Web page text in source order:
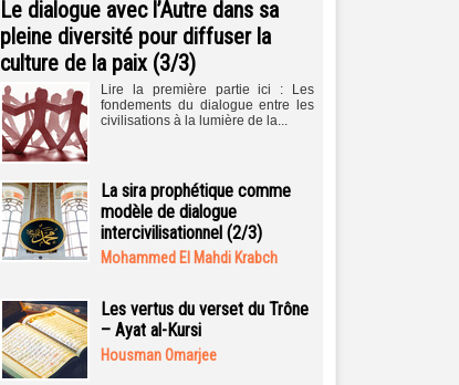
Le dialogue avec l’Autre dans sa
pleine diversité pour diffuser la
culture de la paix (3/3)
Lire la première partie ici : Les
fondements du dialogue entre les
civilisations à la lumière de la...
La sira prophétique comme
modèle de dialogue
intercivilisationnel (2/3)
Mohammed El Mahdi Krabch
Les vertus du verset du Trône
– Ayat al-Kursi
Housman Omarjee